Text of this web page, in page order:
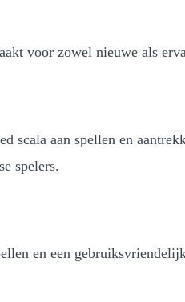
voor zowel nieuwe als
scala aan spellen en
spelers.
en een